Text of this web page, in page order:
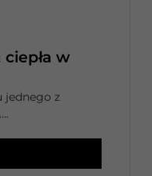
w
jednego z